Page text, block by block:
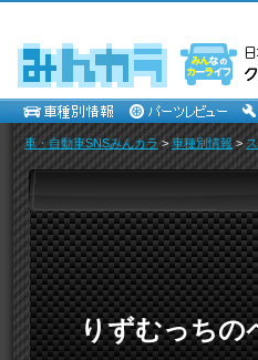
車・自動車SNSみんカラ>車種別情報 >
りずむっちの